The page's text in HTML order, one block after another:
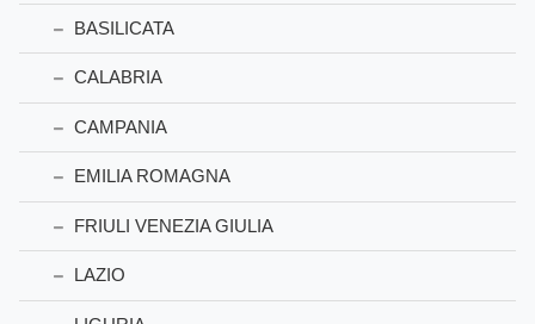
BASILICATA
CALABRIA
CAMPANIA
EMILIA ROMAGNA
FRIULI VENEZIA GIULIA
LAZIO